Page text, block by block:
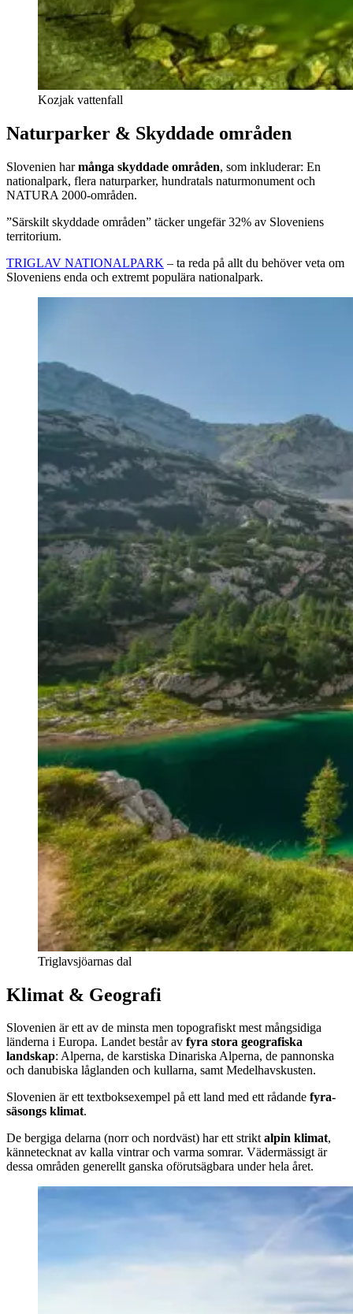
Kozjak vattenfall
Naturparker & Skyddade områden
Slovenien harmånga skyddade områden, som inkluderar: En
nationalpark, flera naturparker, hundratals naturmonument och
NATURA 2000-områden.
”Särskilt skyddade områden” täcker ungefär 32% av Sloveniens
territorium.
TRIGLAV NATIONALPARK – ta reda på allt du behöver veta om
Sloveniens enda och extremt populära nationalpark.
Triglavsjöarnas dal
Klimat & Geografi
Slovenien är ett av de minsta men topografiskt mest mångsidiga
länderna i Europa. Landet består av fyra stora geografiska
landskap: Alperna, de karstiska Dinariska Alperna, de pannonska
och danubiska låglanden och kullarna, samt Medelhavskusten.
Slovenien är ett textboksexempel på ett land med ett rådande fyra-
säsongs klimat.
De bergiga delarna (norr och nordväst) har ett striktalpin klimat,
kännetecknat av kalla vintrar och varma somrar. Vädermässigt är
dessa områden generellt ganska oförutsägbara under hela året.